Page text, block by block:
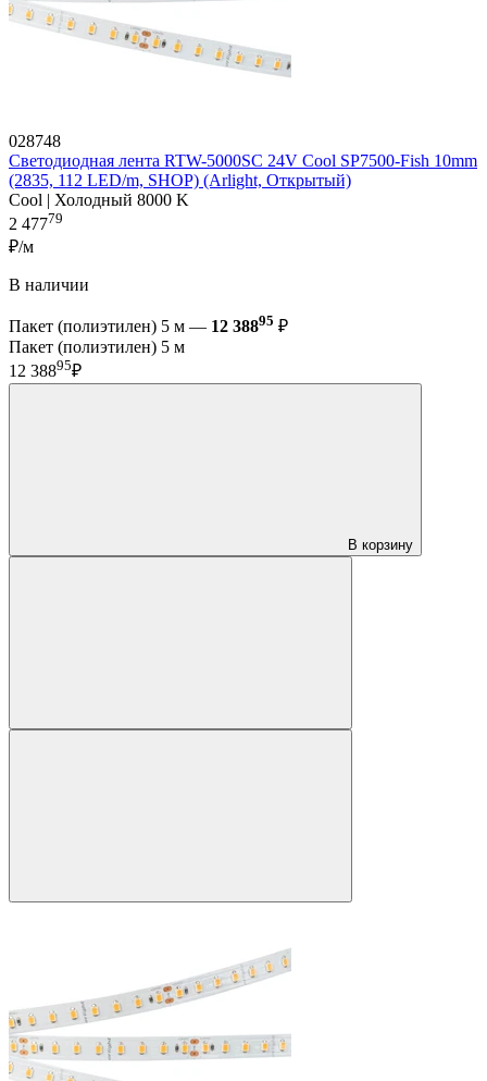
028748
Светодиодная лента RTW-5000SC 24V Cool SP7500-Fish 10mm
(2835, 112 LED/m, SHOP) (Arlight, Открытый)
Cool | Холодный 8000 K
2 47779
₽/м
В наличии
Пакет (полиэтилен) 5 м — 12 38895 ₽
Пакет (полиэтилен) 5 м
12 38895₽
В корзину